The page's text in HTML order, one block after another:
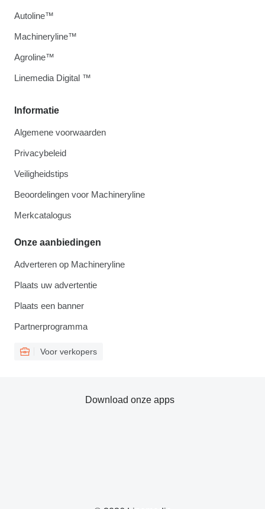
Informatie
Algemene voorwaarden
Privacybeleid
Veiligheidstips
Beoordelingen voor Machineryline
Merkcatalogus
Onze aanbiedingen
Adverteren op Machineryline
Plaats uw advertentie
Plaats een banner
Partnerprogramma
Voor verkopers
Autoline™
Machineryline™
Agroline™
Linemedia Digital ™
Download onze apps